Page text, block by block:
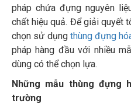
pháp chứa đựng nguyên
chất hiệu quả. Để giải quyết
chọn sử dụng thùng đựng
pháp hàng đầu với nhiều
dùng có thể chọn lựa.
Những mẫu thùng đựng
trường